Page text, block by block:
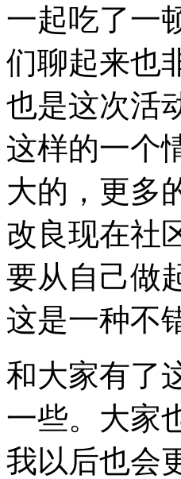
一起吃了一
们聊起来也
也是这次活
这样的一个
大的，更多
改良现在社
要从自己做
这是一种不
和大家有了
一些。大家
我以后也会